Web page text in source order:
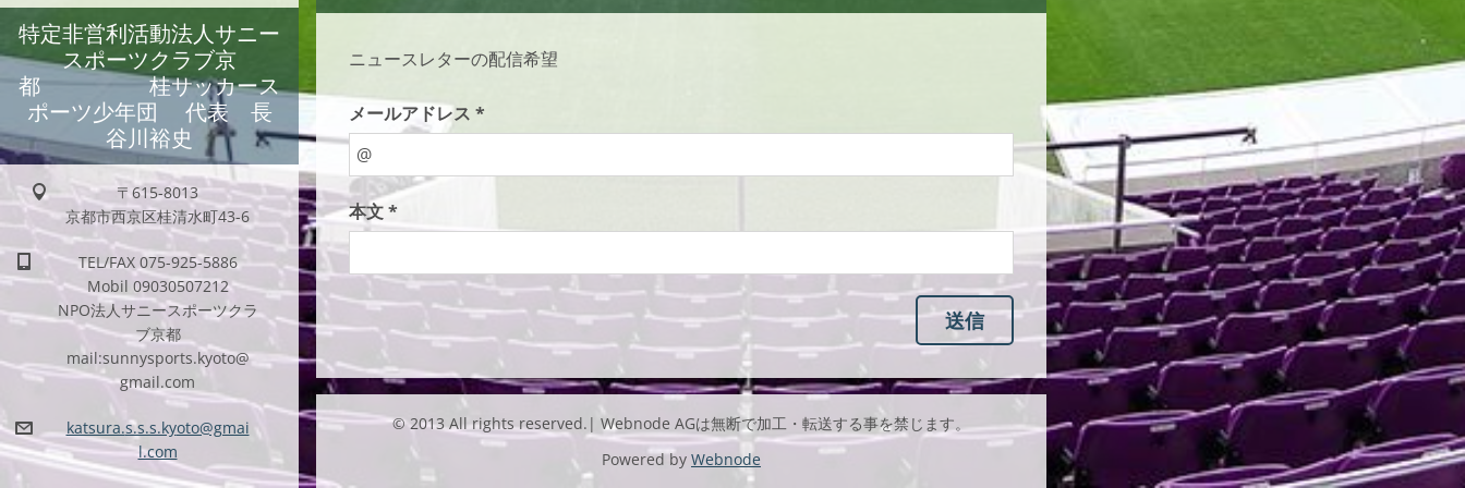
特定非営利活動法人サニー
スポーツクラブ京
都 桂サッカース
ポーツ少年団 代表 長
谷川裕史
〒615-8013
京都市西京区桂清水町43-6
TEL/FAX 075-925-5886
Mobil 09030507212
NPO法人サニースポーツクラ
ブ京都
mail:sunnysports.kyoto@
gmail.com
katsura.s.s.s.kyoto@gmai
l.com
ニュースレターの配信希望
メールアドレス *
本文 *
© 2013 All rights reserved.| Webnode AGは無断で加工・転送する事を禁じます。
Powered by Webnode